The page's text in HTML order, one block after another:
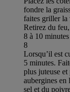
fondre la
faites griller la
Retirez du
8 à 10
8
Lorsqu’il est
5 minutes.
plus juteuse et
aubergines en
sel et du